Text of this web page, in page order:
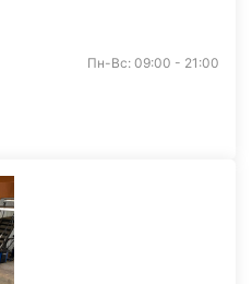
Пн-Вс: 09:00 - 21:00